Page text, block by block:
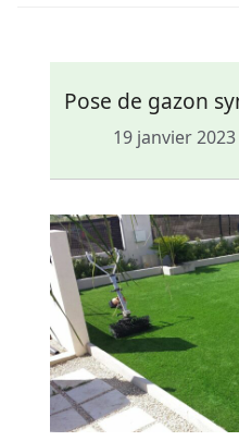
Pose de gazon
19 janvier 2023